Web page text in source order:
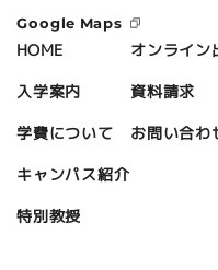
Google Maps
HOME
入学案内
学費について
キャンパス紹介
特別教授
オンライン
資料請求
お問い合わ